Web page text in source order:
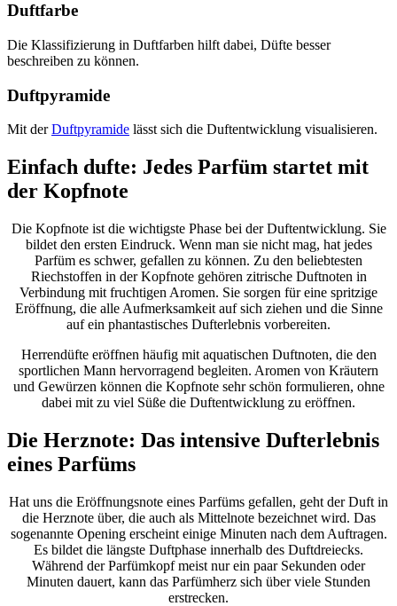
Duftfarbe
Die Klassifizierung in Duftfarben hilft dabei, Düfte besser
beschreiben zu können.
Duftpyramide
Mit derDuftpyramide lässt sich die Duftentwicklung visualisieren.
Einfach dufte: Jedes Parfüm startet mit
der Kopfnote
Die Kopfnote ist die wichtigste Phase bei der Duftentwicklung. Sie
bildet den ersten Eindruck. Wenn man sie nicht mag, hat jedes
Parfüm es schwer, gefallen zu können. Zu den beliebtesten
Riechstoffen in der Kopfnote gehören zitrische Duftnoten in
Verbindung mit fruchtigen Aromen. Sie sorgen für eine spritzige
Eröffnung, die alle Aufmerksamkeit auf sich ziehen und die Sinne
auf ein phantastisches Dufterlebnis vorbereiten.
Herrendüfte eröffnen häufig mit aquatischen Duftnoten, die den
sportlichen Mann hervorragend begleiten. Aromen von Kräutern
und Gewürzen können die Kopfnote sehr schön formulieren, ohne
dabei mit zu viel Süße die Duftentwicklung zu eröffnen.
Die Herznote: Das intensive Dufterlebnis
eines Parfüms
Hat uns die Eröffnungsnote eines Parfüms gefallen, geht der Duft in
die Herznote über, die auch als Mittelnote bezeichnet wird. Das
sogenannte Opening erscheint einige Minuten nach dem Auftragen.
Es bildet die längste Duftphase innerhalb des Duftdreiecks.
Während der Parfümkopf meist nur ein paar Sekunden oder
Minuten dauert, kann das Parfümherz sich über viele Stunden
erstrecken.